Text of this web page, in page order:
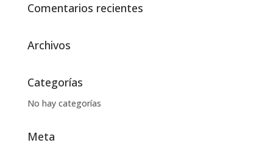
Comentarios recientes
Archivos
Categorías
No hay categorías
Meta